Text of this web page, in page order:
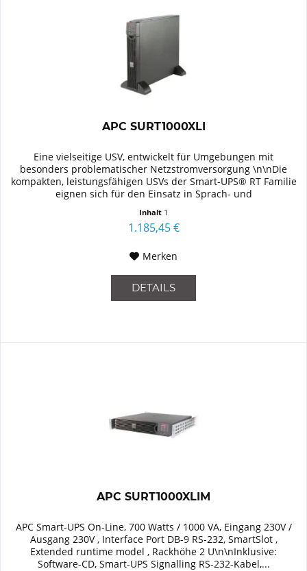
APC SURT1000XLI
Eine vielseitige USV, entwickelt für Umgebungen mit
besonders problematischer Netzstromversorgung \n\nDie
kompakten, leistungsfähigen USVs der Smart-UPS® RT Familie
eignen sich für den Einsatz in Sprach- und
Inhalt 1
1.185,45 €
Merken
DETAILS
APC SURT1000XLIM
APC Smart-UPS On-Line, 700 Watts / 1000 VA, Eingang 230V /
Ausgang 230V , Interface Port DB-9 RS-232, SmartSlot ,
Extended runtime model , Rackhöhe 2 U\n\nInklusive:
Software-CD, Smart-UPS Signalling RS-232-Kabel,...